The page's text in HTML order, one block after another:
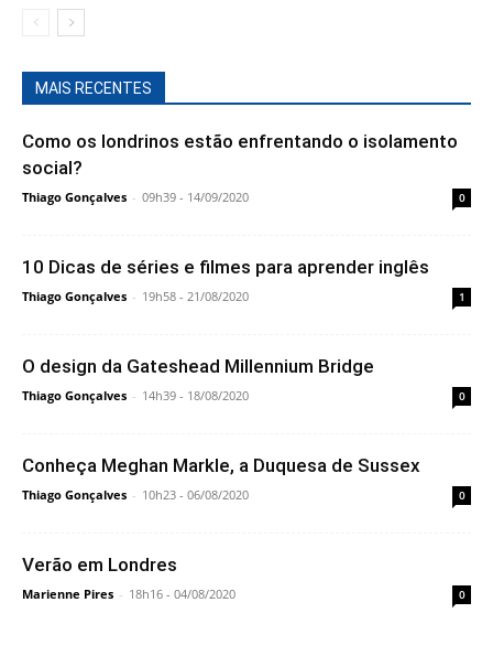
MAIS RECENTES
Como os londrinos estão enfrentando o isolamento
social?
Thiago Gonçalves - 09h39 - 14/09/2020 0
10 Dicas de séries e filmes para aprender inglês
Thiago Gonçalves - 19h58 - 21/08/2020 1
O design da Gateshead Millennium Bridge
Thiago Gonçalves - 14h39 - 18/08/2020 0
Conheça Meghan Markle, a Duquesa de Sussex
Thiago Gonçalves - 10h23 - 06/08/2020 0
Verão em Londres
Marienne Pires - 18h16 - 04/08/2020 0